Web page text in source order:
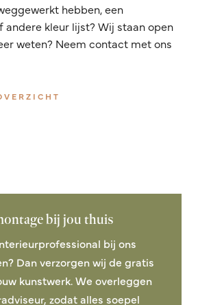
hebben, een
andere kleur lijst? Wij staan open
weten? Neem contact met ons
bij jou thuis
bij ons
Dan verzorgen wij de gratis
kunstwerk. We overleggen
zodat alles soepel